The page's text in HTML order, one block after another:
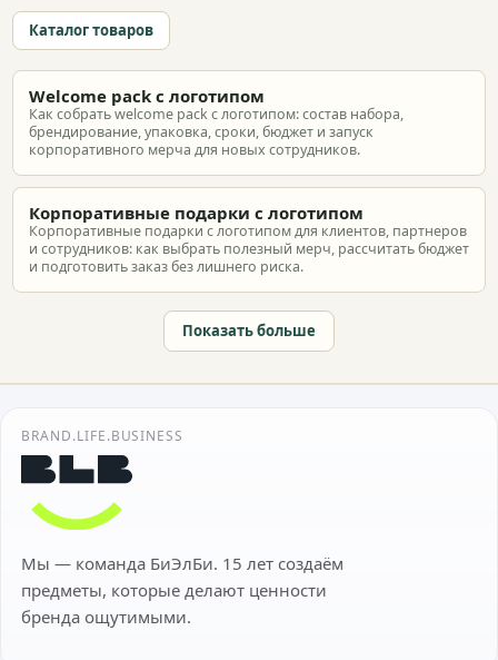
Каталог товаров
Welcome pack с логотипом
Как собрать welcome pack с логотипом: состав набора,
брендирование, упаковка, сроки, бюджет и запуск
корпоративного мерча для новых сотрудников.
Корпоративные подарки с логотипом
Корпоративные подарки с логотипом для клиентов, партнеров
и сотрудников: как выбрать полезный мерч, рассчитать бюджет
и подготовить заказ без лишнего риска.
Показать больше
BRAND.LIFE.BUSINESS
Мы — команда БиЭлБи. 15 лет создаём
предметы, которые делают ценности
бренда ощутимыми.